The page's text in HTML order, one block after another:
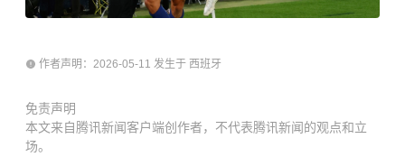
作者声明：2026-05-11 发生于 西班牙
免责声明
本文来自腾讯新闻客户端创作者，不代表腾讯新闻的观点和立
场。